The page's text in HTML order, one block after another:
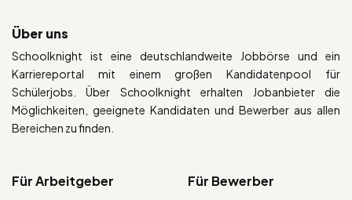
Über uns
Schoolknight ist eine deutschlandweite Jobbörse und ein
Karriereportal mit einem großen Kandidatenpool für
Schülerjobs. Über Schoolknight erhalten Jobanbieter die
Möglichkeiten, geeignete Kandidaten und Bewerber aus allen
Bereichen zu finden.
Für Arbeitgeber Für Bewerber